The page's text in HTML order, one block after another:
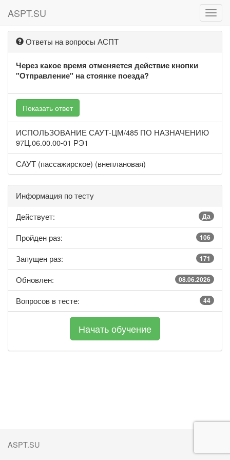
ASPT.SU
Ответы на вопросы АСПТ
Через какое время отменяется действие кнопки
"Отправление" на стоянке поезда?
Показать ответ
ИСПОЛЬЗОВАНИЕ САУТ-ЦМ/485 ПО НАЗНАЧЕНИЮ
97Ц.06.00.00-01 РЭ1
САУТ (пассажирское) (внеплановая)
Информация по тесту
Действует:
Да
Пройден раз: 106
Запущен раз: 171
Обновлен: 08.06.2026
Вопросов в тесте: 44
ASPT.SU